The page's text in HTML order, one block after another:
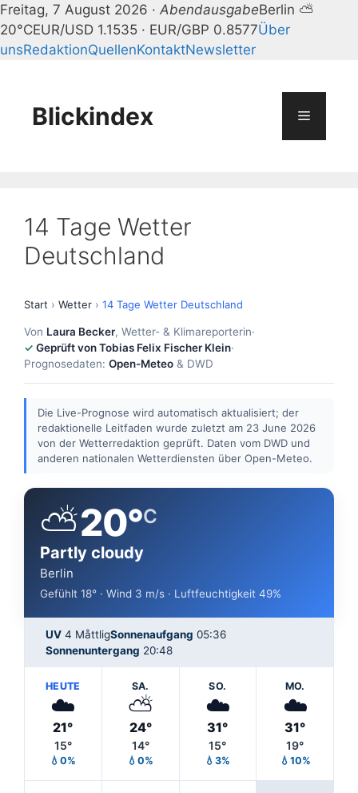
Freitag, 7 August 2026 · AbendausgabeBerlin ⛅
20°CEUR/USD 1.1535 · EUR/GBP 0.8577Über
unsRedaktionQuellenKontaktNewsletter
springenBlickindex Menü
14 Tage Wetter
Deutschland
Start › Wetter › 14 Tage Wetter Deutschland
Von Laura Becker, Wetter- & Klimareporterin·
Geprüft von Tobias Felix Fischer Klein·
Prognosedaten: Open-Meteo & DWD
Die Live-Prognose wird automatisch aktualisiert; der
redaktionelle Leitfaden wurde zuletzt am 23 June 2026
von der Wetterredaktion geprüft. Daten vom DWD und
anderen nationalen Wetterdiensten über Open-Meteo.
⛅20°C
Partly cloudy
Berlin
Gefühlt 18° · Wind 3 m/s · Luftfeuchtigkeit 49%
UV 4 MåttligSonnenaufgang 05:36
Sonnenuntergang 20:48
HEUTE
☁️
21°
15°
💧0%
SA.
⛅
24°
14°
💧0%
SO.
☁️
31°
15°
💧3%
MO.
☁️
31°
19°
💧10%